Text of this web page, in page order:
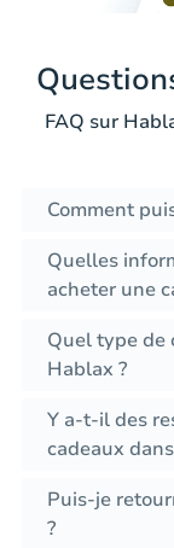
FAQ sur
Comment
Quelles
acheter une
Quel type de
Hablax ?
Y a-t-il des
cadeaux
Puis-je
?